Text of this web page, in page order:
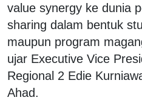
value synergy ke dunia
sharing dalam bentuk
maupun program
ujar Executive Vice
Regional 2 Edie
Ahad.